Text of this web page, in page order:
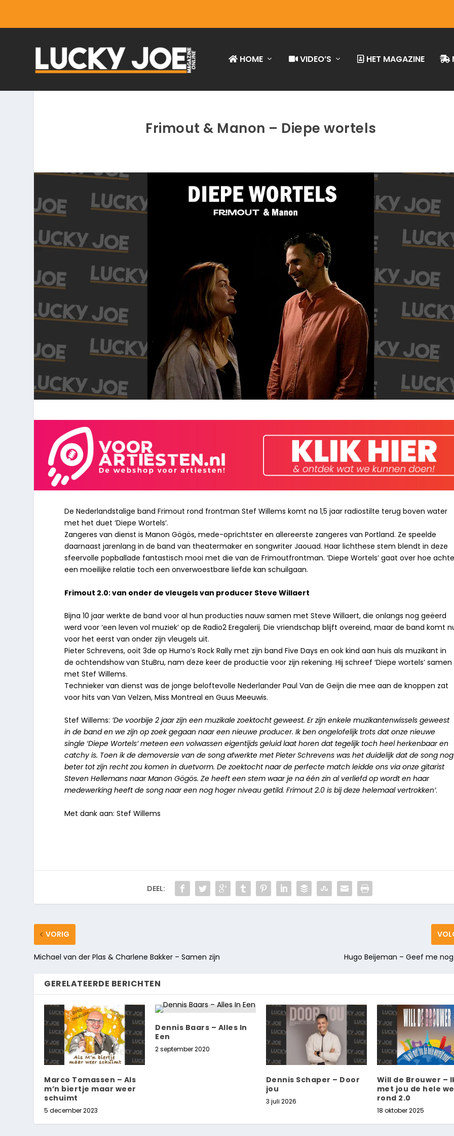
HOME VIDEO’S HET MAGAZINE
Frimout & Manon – Diepe wortels
De Nederlandstalige band Frimout rond frontman Stef Willems komt na 1,5 jaar radiostilte terug boven water
met het duet ‘Diepe Wortels’.
Zangeres van dienst is Manon Gögös, mede-oprichtster en allereerste zangeres van Portland. Ze speelde
daarnaast jarenlang in de band van theatermaker en songwriter Jaouad. Haar lichthese stem blendt in deze
sfeervolle popballade fantastisch mooi met die van de Frimoutfrontman. ‘Diepe Wortels’ gaat over hoe
een moeilijke relatie toch een onverwoestbare liefde kan schuilgaan.
Frimout 2.0: van onder de vleugels van producer Steve Willaert
Bijna 10 jaar werkte de band voor al hun producties nauw samen met Steve Willaert, die onlangs nog geëerd
werd voor ‘een leven vol muziek’ op de Radio2 Eregalerij. Die vriendschap blijft overeind, maar de band komt
voor het eerst van onder zijn vleugels uit.
Pieter Schrevens, ooit 3de op Humo’s Rock Rally met zijn band Five Days en ook kind aan huis als muzikant in
de ochtendshow van StuBru, nam deze keer de productie voor zijn rekening. Hij schreef ‘Diepe wortels’ samen
met Stef Willems.
Technieker van dienst was de jonge beloftevolle Nederlander Paul Van de Geijn die mee aan de knoppen zat
voor hits van Van Velzen, Miss Montreal en Guus Meeuwis.
Stef Willems: ’De voorbije 2 jaar zijn een muzikale zoektocht geweest. Er zijn enkele muzikantenwissels geweest
in de band en we zijn op zoek gegaan naar een nieuwe producer. Ik ben ongelofelijk trots dat onze nieuwe
single ‘Diepe Wortels’ meteen een volwassen eigentijds geluid laat horen dat tegelijk toch heel herkenbaar en
catchy is. Toen ik de demoversie van de song afwerkte met Pieter Schrevens was het duidelijk dat de song nog
beter tot zijn recht zou komen in duetvorm. De zoektocht naar de perfecte match leidde ons via onze gitarist
Steven Hellemans naar Manon Gögös. Ze heeft een stem waar je na één zin al verliefd op wordt en haar
medewerking heeft de song naar een nog hoger niveau getild. Frimout 2.0 is bij deze helemaal vertrokken’.
Met dank aan: Stef Willems
DEEL:
VORIG
Michael van der Plas & Charlene Bakker – Samen zijn Hugo Beijeman – Geef me
GERELATEERDE BERICHTEN
Marco Tomassen – Als
m’n biertje maar weer
schuimt
5 december 2023
Dennis Baars – Alles In
Een
2 september 2020
Dennis Schaper – Door
jou
3 juli 2026
Will de Brouwer –
met jou de hele
rond 2.0
18 oktober 2025